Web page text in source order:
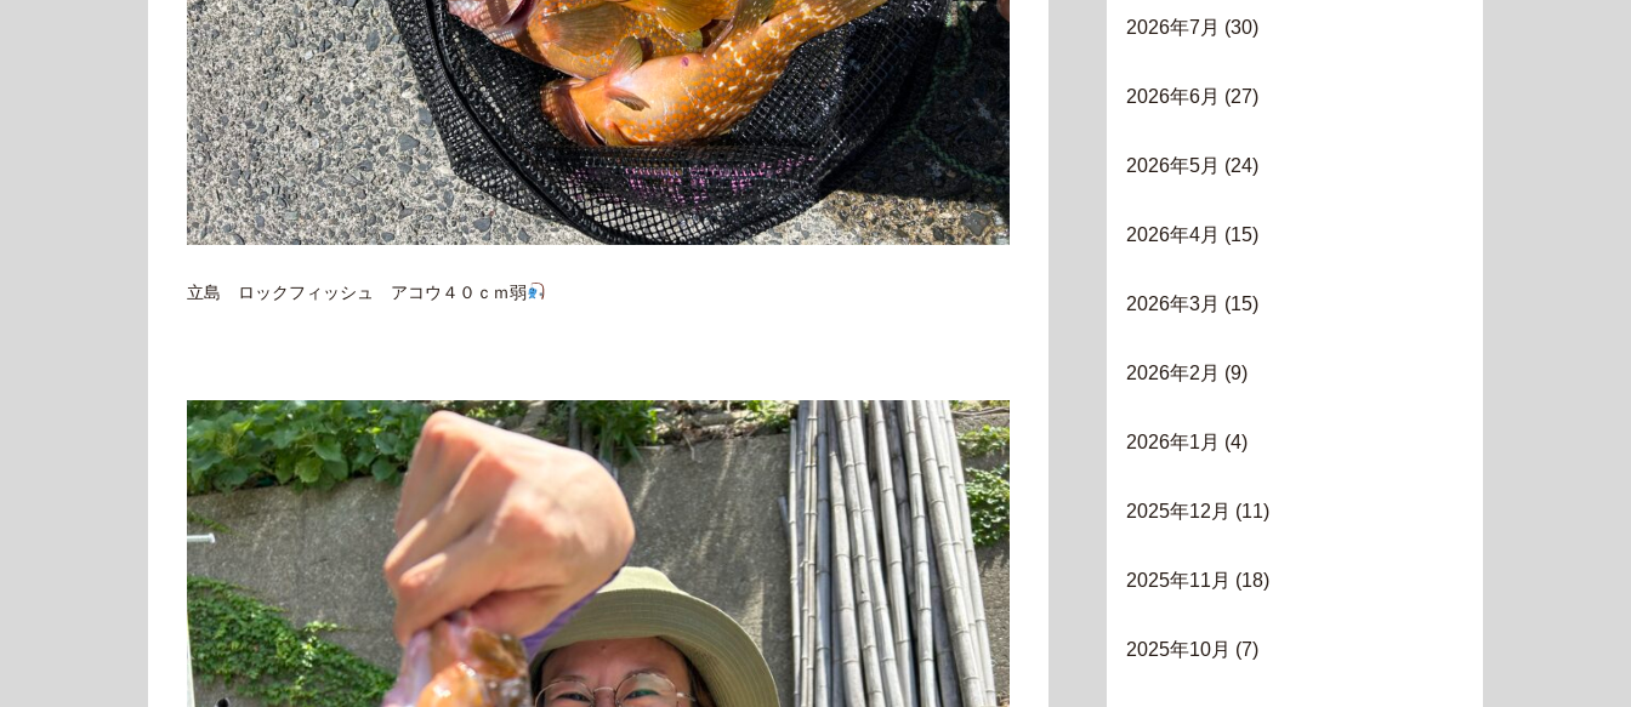
立島 ロックフィッシュ アコウ４０ｃｍ弱
2026年7月 (30)
2026年6月 (27)
2026年5月 (24)
2026年4月 (15)
2026年3月 (15)
2026年2月 (9)
2026年1月 (4)
2025年12月 (11)
2025年11月 (18)
2025年10月 (7)